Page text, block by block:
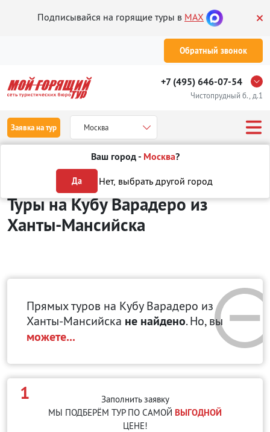
Подписывайся на горящие туры в MAX
Обратный звонок
+7 (495) 646-07-54
Чистопрудный б., д.1
Заявка на тур Москва
Ваш город - Москва?
Да Нет, выбрать другой город
Туры из Ханты-Мансийска Отдых на Кубе
Туры на Кубу Варадероиз
Ханты-Мансийска
Прямых туров на Кубу Варадеро из
Ханты-Мансийска не найдено. Но, вы
можете...
1
Заполнить заявку
МЫ ПОДБЕРЁМ ТУР ПО САМОЙ ВЫГОДНОЙ
ЦЕНЕ!